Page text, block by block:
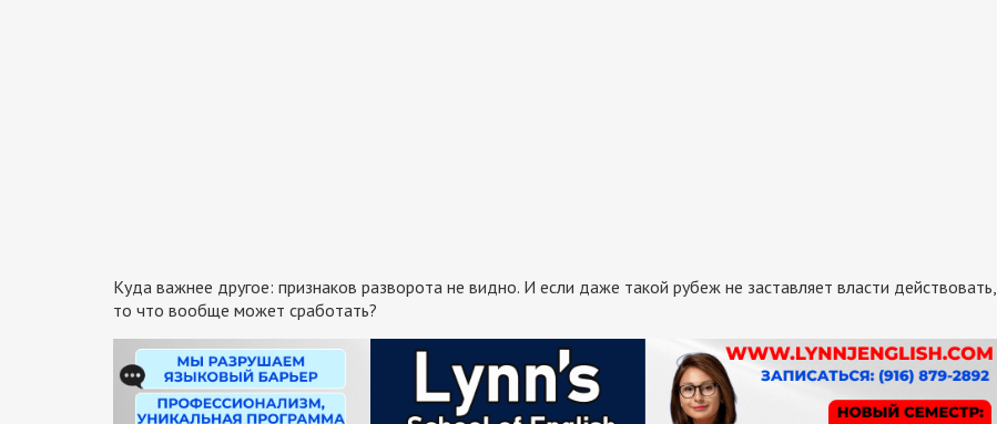
Куда важнее другое: признаков разворота не видно. И если даже такой рубеж не заставляет власти действовать,
то что вообще может сработать?